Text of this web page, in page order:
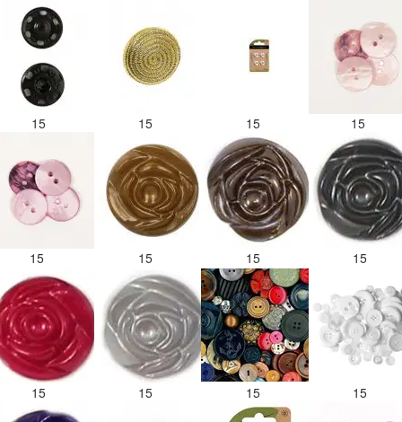
15 15 15 15
15 15 15 15
15 15 15 15